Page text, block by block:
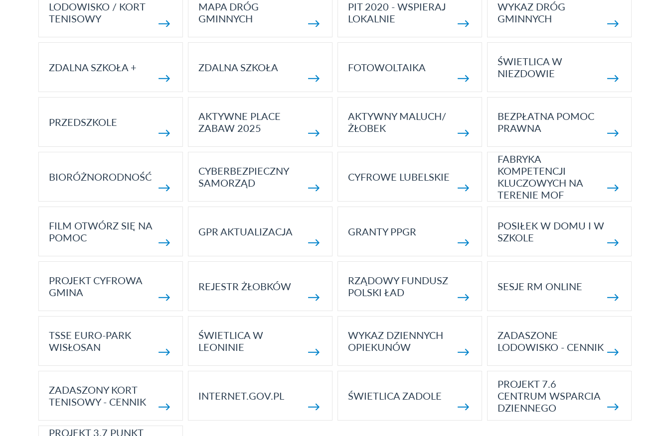
LODOWISKO / KORT
TENISOWY
MAPA DRÓG
GMINNYCH
PIT 2020 - WSPIERAJ
LOKALNIE
WYKAZ DRÓG
GMINNYCH
ZDALNA SZKOŁA + ZDALNA SZKOŁA FOTOWOLTAIKA
ŚWIETLICA W
NIEZDOWIE
PRZEDSZKOLE
AKTYWNE PLACE
ZABAW 2025
AKTYWNY MALUCH/
ŻŁOBEK
BEZPŁATNA POMOC
PRAWNA
BIORÓŻNORODNOŚĆ
CYBERBEZPIECZNY
SAMORZĄD
CYFROWE LUBELSKIE
FABRYKA
KOMPETENCJI
KLUCZOWYCH NA
TERENIE MOF
FILM OTWÓRZ SIĘ NA
POMOC
GPR AKTUALIZACJA GRANTY PPGR
POSIŁEK W DOMU I W
SZKOLE
PROJEKT CYFROWA
GMINA
REJESTR ŻŁOBKÓW
RZĄDOWY FUNDUSZ
POLSKI ŁAD
SESJE RM ONLINE
TSSE EURO-PARK
WISŁOSAN
ŚWIETLICA W
LEONINIE
WYKAZ DZIENNYCH
OPIEKUNÓW
ZADASZONE
LODOWISKO - CENNIK
ZADASZONY KORT
TENISOWY - CENNIK
INTERNET.GOV.PL ŚWIETLICA ZADOLE
PROJEKT 7.6
CENTRUM WSPARCIA
DZIENNEGO
PROJEKT 3.7 PUNKT